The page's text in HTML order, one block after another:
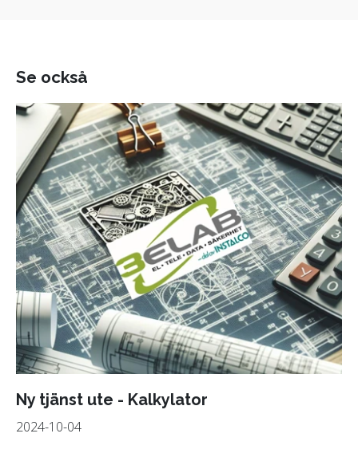
Se också
Ny tjänst ute - Kalkylator
2024-10-04